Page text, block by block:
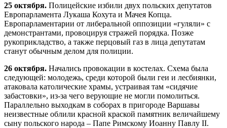
25 октября. Полицейские избили двух польских депутатов
Европарламента Лукаша Кохута и Мачея Копца.
Европарламентарии от либеральной оппозиции «гуляли» с
демонстрантами, провоцируя стражей порядка. Позже
рукоприкладство, а также перцовый газ в лица депутатам
станут обычным делом для полиции.
26 октября. Начались провокации в костелах. Схема была
следующей: молодежь, среди которой были геи и лесбиянки,
атаковала католические храмы, устраивая там «сидячие
забастовки», из-за чего верующие не могли помолиться.
Параллельно выходкам в соборах в пригороде Варшавы
неизвестные облили красной краской памятник величайшему
сыну польского народа – Папе Римскому Иоанну Павлу II.